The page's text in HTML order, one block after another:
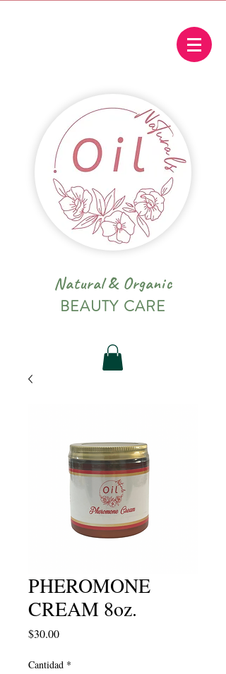
Natural & Organic
BEAUTY CARE
PHEROMONE
CREAM 8oz.
$30.00Precio
Cantidad *